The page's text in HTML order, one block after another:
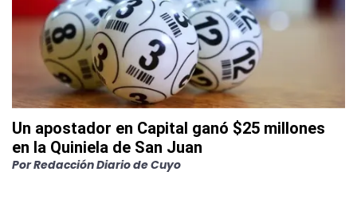
Un apostador en Capital ganó $25 millones
en la Quiniela de San Juan
PorRedacción Diario de Cuyo